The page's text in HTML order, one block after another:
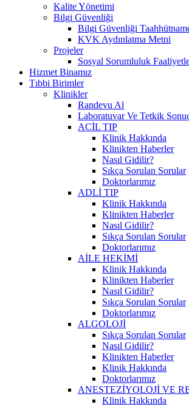
Kalite Yönetimi
Bilgi Güvenliği
Bilgi Güvenliği
KVK Aydınlatma Metni
Projeler
Sosyal Sorumluluk
Hizmet Binamız
Tıbbi Birimler
Klinikler
Randevu Al
Laboratuvar Ve Tetkik
ACİL TIP
Klinik Hakkında
Klinikten Haberler
Nasıl Gidilir?
Sıkça Sorulan Sorular
Doktorlarımız
ADLİ TIP
Klinik Hakkında
Klinikten Haberler
Nasıl Gidilir?
Sıkça Sorulan Sorular
Doktorlarımız
AİLE HEKİMİ
Klinik Hakkında
Klinikten Haberler
Nasıl Gidilir?
Sıkça Sorulan Sorular
Doktorlarımız
ALGOLOJİ
Sıkça Sorulan Sorular
Nasıl Gidilir?
Klinikten Haberler
Klinik Hakkında
Doktorlarımız
ANESTEZİYOLOJİ VE
Klinik Hakkında